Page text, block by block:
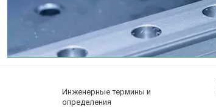
Инженерные термины и
определения